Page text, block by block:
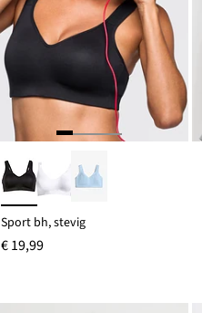
Sport bh, stevig
€ 19,99